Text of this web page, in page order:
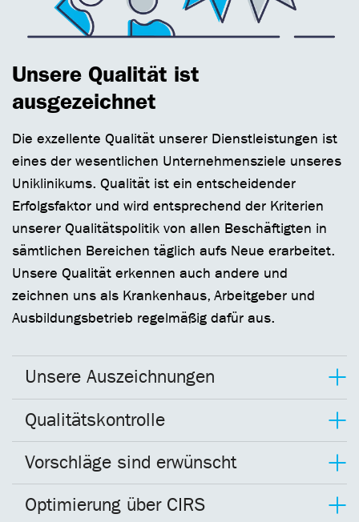
Unsere Qualität ist
ausgezeichnet
Die exzellente Qualität unserer Dienstleistungen ist
eines der wesentlichen Unternehmensziele unseres
Uniklinikums. Qualität ist ein entscheidender
Erfolgsfaktor und wird entsprechend der Kriterien
unserer Qualitätspolitik von allen Beschäftigten in
sämtlichen Bereichen täglich aufs Neue erarbeitet.
Unsere Qualität erkennen auch andere und
zeichnen uns als Krankenhaus, Arbeitgeber und
Ausbildungsbetrieb regelmäßig dafür aus.
Unsere Auszeichnungen
Qualitätskontrolle
Vorschläge sind erwünscht
Optimierung über CIRS